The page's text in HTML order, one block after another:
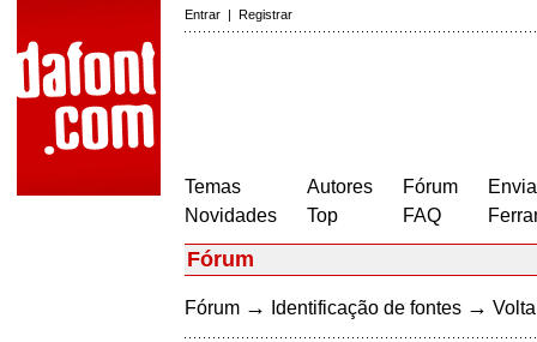
Entrar | Registrar
Temas
Novidades
Autores
Top
Fórum
FAQ
Fórum
Fórum → Identificação de fontes →